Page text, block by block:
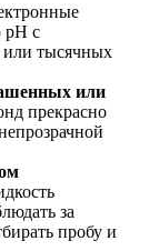
pH с
тысячных
или
прекрасно
за
пробу и